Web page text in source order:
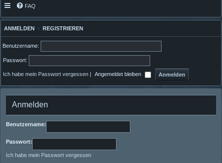
FAQ
ANMELDEN • REGISTRIEREN
Benutzername:
Passwort:
Ich habe mein Passwort vergessen | Angemeldet bleiben
Anmelden
Benutzername:
Passwort:
Ich habe mein Passwort vergessen